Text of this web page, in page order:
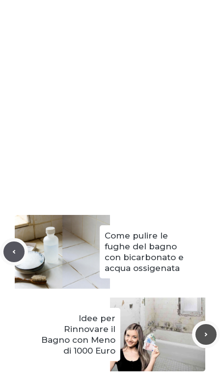
Come pulire le
fughe del bagno
con bicarbonato e
acqua ossigenata
Idee per
Rinnovare il
Bagno con Meno
di 1000 Euro